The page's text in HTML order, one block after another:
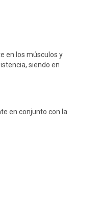
en los músculos y
siendo en
en conjunto con la